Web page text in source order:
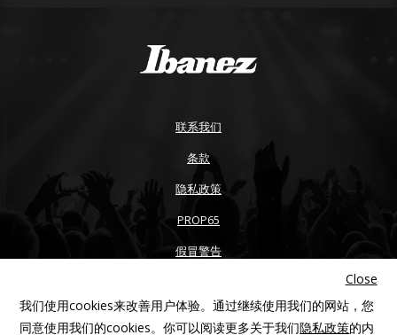
联系我们
条款
隐私政策
PROP65
假冒警告
网站地图
Close
我们使用cookies来改善用户体验。通过继续使用我们的网站，您
同意使用我们的cookies。你可以阅读更多关于我们隐私政策的内